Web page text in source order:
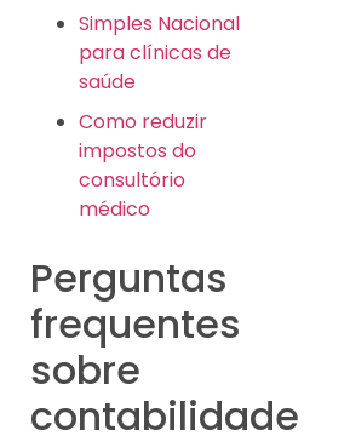
Simples Nacional
para clínicas de
saúde
Como reduzir
impostos do
consultório
médico
Perguntas
frequentes
sobre
contabilidade